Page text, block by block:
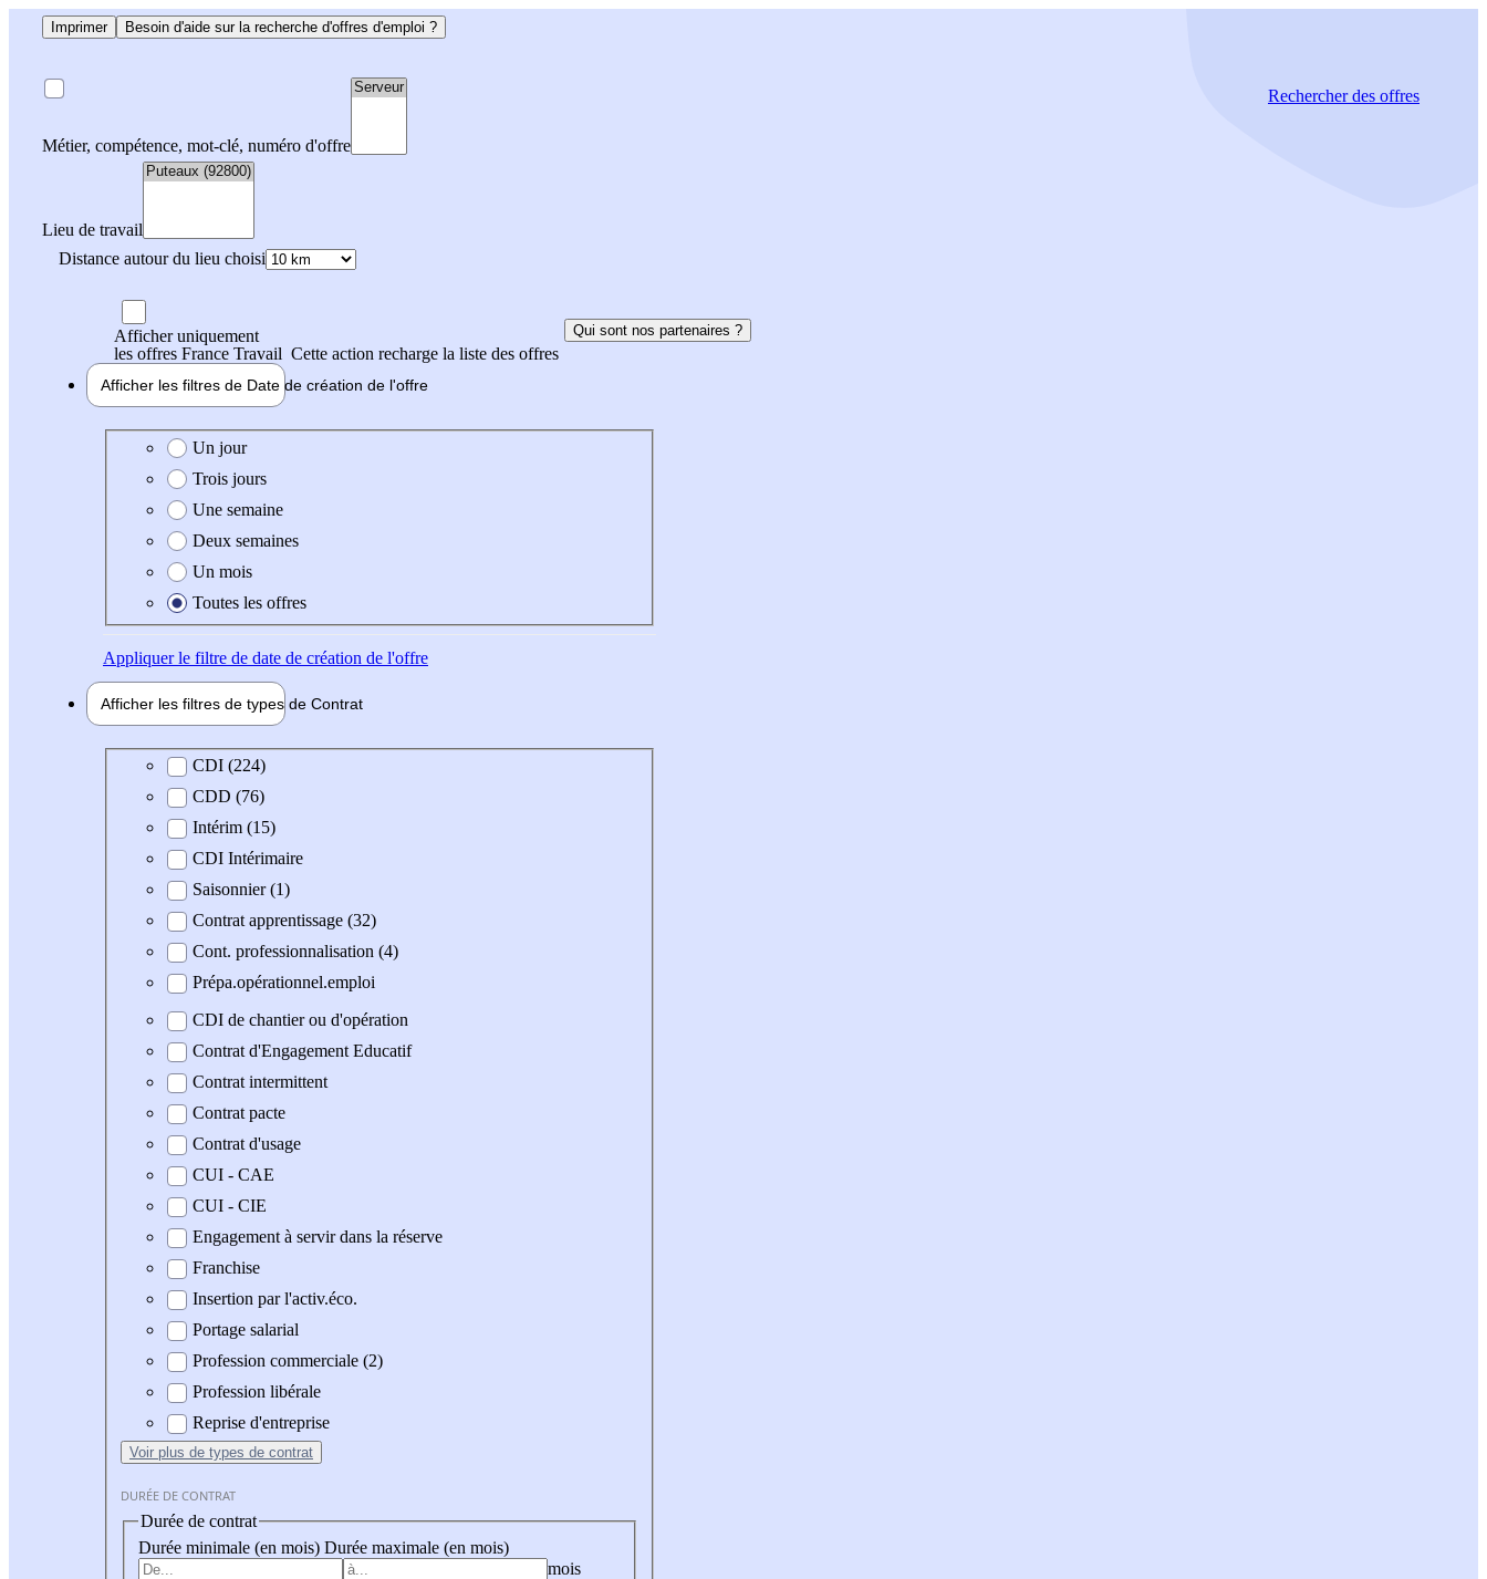
Imprimer Besoin d'aide sur la recherche d'offres d'emploi ?
Métier, compétence, mot-clé, numéro d'offre
Lieu de travail
Distance autour du lieu choisi
Rechercherdes offres
Afficher uniquement
les offres France Travail Cette action recharge la liste des offres
Qui sont nos partenaires ?
Afficher les filtres de Date de création de l'offre
Date de création de l'offre
Un jour
Trois jours
Une semaine
Deux semaines
Un mois
Toutes les offres
Appliquerle filtre de date de création de l'offre
Afficher les filtres de types de Contrat
Type de contratCDI (224)
CDD (76)
Intérim (15)
CDI Intérimaire
Saisonnier (1)
Contrat apprentissage (32)
Cont. professionnalisation (4)
Prépa.opérationnel.emploi
CDI de chantier ou d'opération
Contrat d'Engagement Educatif
Contrat intermittent
Contrat pacte
Contrat d'usage
CUI - CAE
CUI - CIE
Engagement à servir dans la réserve
Franchise
Insertion par l'activ.éco.
Portage salarial
Profession commerciale (2)
Profession libérale
Reprise d'entreprise
Voir plus de types de contrat
DURÉE DE CONTRAT
Durée de contrat
Durée minimale (en mois) Durée maximale (en mois)
mois